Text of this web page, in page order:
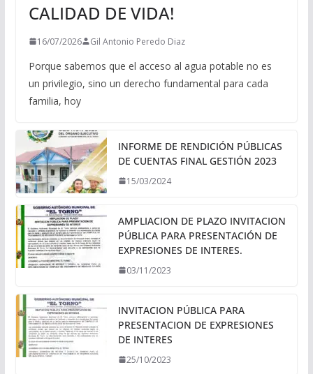
CALIDAD DE VIDA!
16/07/2026 Gil Antonio Peredo Diaz
Porque sabemos que el acceso al agua potable no es
un privilegio, sino un derecho fundamental para cada
familia, hoy
INFORME DE RENDICIÓN PÚBLICAS
DE CUENTAS FINAL GESTIÓN 2023
15/03/2024
AMPLIACION DE PLAZO INVITACION
PÚBLICA PARA PRESENTACIÓN DE
EXPRESIONES DE INTERES.
03/11/2023
INVITACION PÚBLICA PARA
PRESENTACION DE EXPRESIONES
DE INTERES
25/10/2023